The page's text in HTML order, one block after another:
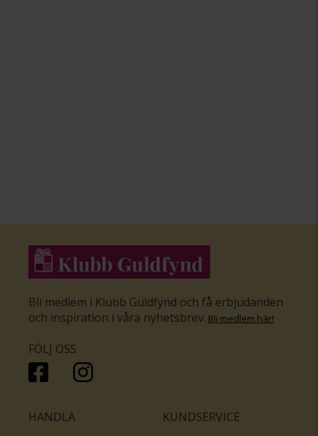
Bli medlem i Klubb Guldfynd och få erbjudanden
och inspiration i våra nyhetsbrev. Bli medlem här!
FÖLJ OSS
HANDLA KUNDSERVICE